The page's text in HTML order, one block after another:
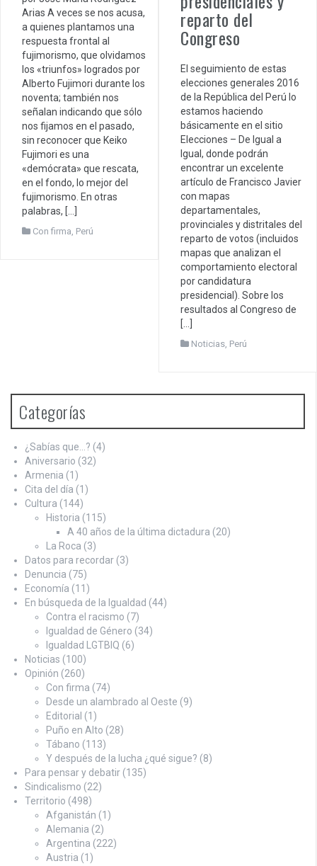
Arias A veces se nos acusa,
a quienes plantamos una
respuesta frontal al
fujimorismo, que olvidamos
los «triunfos» logrados por
Alberto Fujimori durante los
noventa; también nos
señalan indicando que sólo
nos fijamos en el pasado,
sin reconocer que Keiko
Fujimori es una
«demócrata» que rescata,
en el fondo, lo mejor del
fujimorismo. En otras
palabras, […]
Con firma Perú
reparto del
Congreso
El seguimiento de estas
elecciones generales 2016
de la República del Perú lo
estamos haciendo
básicamente en el sitio
Elecciones – De Igual a
Igual, donde podrán
encontrar un excelente
artículo de Francisco Javier
con mapas
departamentales,
provinciales y distritales del
reparto de votos (incluidos
mapas que analizan el
comportamiento electoral
por candidatura
presidencial). Sobre los
resultados al Congreso de
[…]
Noticias, Perú
Categorías
¿Sabías que…? (4)
Aniversario (32)
Armenia (1)
Cita del día (1)
Cultura (144)
Historia (115)
A 40 años de la última dictadura (20)
La Roca (3)
Datos para recordar (3)
Denuncia (75)
Economía (11)
En búsqueda de la Igualdad (44)
Contra el racismo (7)
Igualdad de Género (34)
Igualdad LGTBIQ (6)
Noticias (100)
Opinión (260)
Con firma (74)
Desde un alambrado al Oeste (9)
Editorial (1)
Puño en Alto (28)
Tábano (113)
Y después de la lucha ¿qué sigue? (8)
Para pensar y debatir (135)
Sindicalismo (22)
Territorio (498)
Afganistán (1)
Alemania (2)
Argentina (222)
Austria (1)